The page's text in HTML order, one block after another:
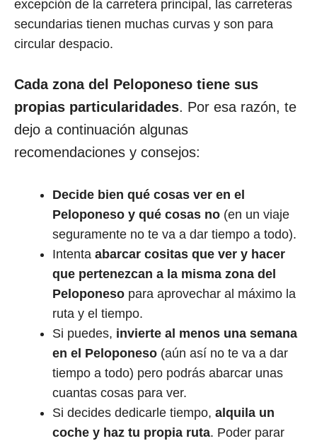
excepción de la carretera principal, las carreteras
secundarias tienen muchas curvas y son para
circular despacio.
Cada zona del Peloponeso tiene sus
propias particularidades. Por esa razón, te
dejo a continuación algunas
recomendaciones y consejos:
Decide bien qué cosas ver en el
Peloponeso y qué cosas no (en un viaje
seguramente no te va a dar tiempo a todo).
Intenta abarcar cositas que ver y hacer
que pertenezcan a la misma zona del
Peloponeso para aprovechar al máximo la
ruta y el tiempo.
Si puedes, invierte al menos una semana
en el Peloponeso (aún así no te va a dar
tiempo a todo) pero podrás abarcar unas
cuantas cosas para ver.
Si decides dedicarle tiempo, alquila un
coche y haz tu propia ruta. Poder parar